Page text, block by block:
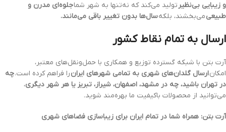
و زیبایی بی‌نظیرتولید می‌کند که نه‌تنها به شهر شماجلوه‌ای مدرن و
طبیعیمی‌بخشند، بلکهسال‌ها بدون تغییر باقی می‌مانند.
ارسال به تمام نقاط کشور
آرت بتن با شبکه گسترده توزیع و همکاری با حمل‌ونقل‌های معتبر،
امکانارسال گلدان‌های شهری به تمامی شهرهای ایرانرا فراهم کرده است.چه
در تهران باشید، چه در مشهد، اصفهان، شیراز، تبریز یا هر شهر دیگری،
می‌توانید از محصولات باکیفیت ما بهره‌مند شوید.
آرت بتن: همراه شما در تمام ایران برای زیباسازی فضاهای شهری